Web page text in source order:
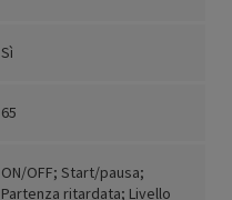
Sì
65
ON/OFF; Start/pausa;
Partenza ritardata; Livello